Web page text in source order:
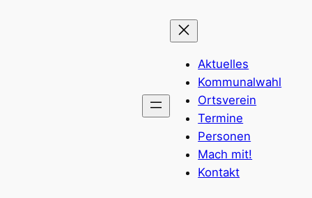
Aktuelles
Kommunalwahl
Ortsverein
Termine
Personen
Mach mit!
Kontakt